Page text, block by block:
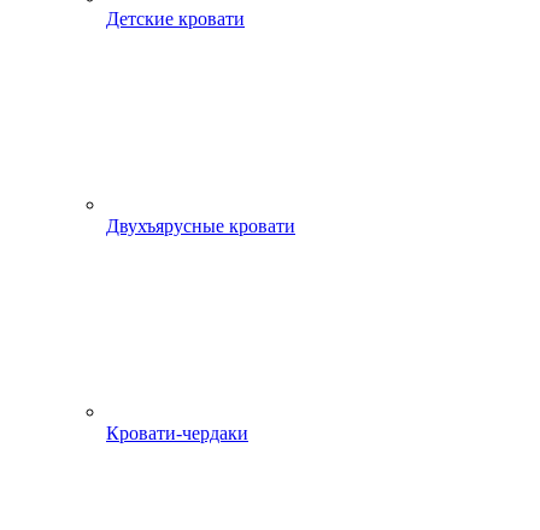
Детские кровати
Двухъярусные кровати
Кровати-чердаки